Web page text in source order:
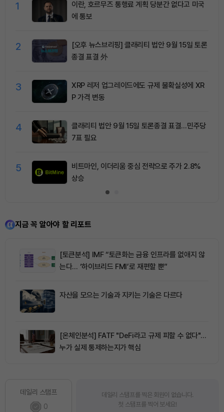
1
이란, 호르무즈 통행료 계획 당분간 없다고 미국
에 통보
2
[오후 뉴스브리핑] 클래리티 법안 9월 15일 토론
종결 표결 外
3
XRP 레저 업그레이드에도 규제 불확실성에 XR
P 가격 변동
4
클래리티 법안 9월 15일 토론종결 표결…민주당
7표 필요
5
비트마인, 이더리움 중심 전략으로 주가 2.8%
상승
지금 꼭 알아야 할 리포트
[토큰분석] IMF “토큰화는 금융 인프라를 없애지 않
는다… ‘하이브리드 FMI’로 재편할 뿐”
자산을 모으는 기술과 지키는 기술은 다르다
[온체인분석] FATF "DeFi라고 규제 피할 수 없다"…
누가 실제 통제하는지가 핵심
데일리 스탬프
0
데일리 스탬프를 찍은 회원이 없습니다.
첫 스탬프를 찍어 보세요!